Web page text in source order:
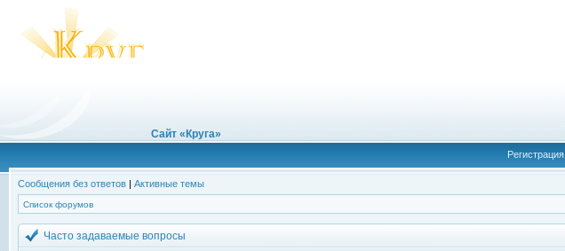
Сайт «Круга»
Регистрация
Сообщения без ответов | Активные темы
Список форумов
Часто задаваемые вопросы